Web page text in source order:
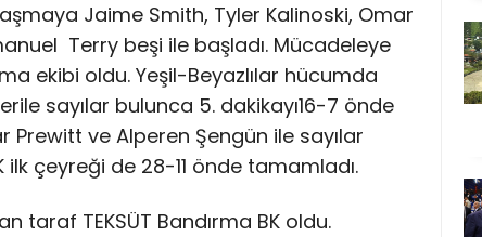
Jaime Smith, Tyler Kalinoski, Omar
Terry beşi ile başladı. Mücadeleye
ekibi oldu. Yeşil-Beyazlılar hücumda
sayılar bulunca 5. dakikayı16-7 önde
ve Alperen Şengün ile sayılar
ilk çeyreği de 28-11 önde tamamladı.
taraf TEKSÜT Bandırma BK oldu.